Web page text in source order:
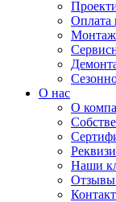
Оплата
О нас
О
Наши
Отзывы